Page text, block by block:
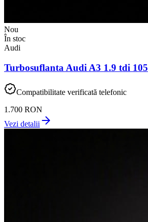
Nou
În stoc
Audi
Turbosuflanta Audi A3 1.9 tdi 105
Compatibilitate verificată telefonic
1.700 RON
Vezi detalii